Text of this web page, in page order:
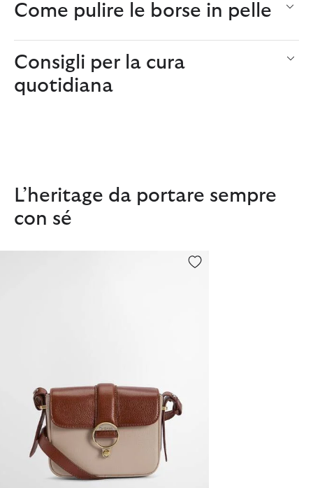
Come pulire le borse in pelle
Consigli per la cura
quotidiana
L’heritage da portare sempre
con sé